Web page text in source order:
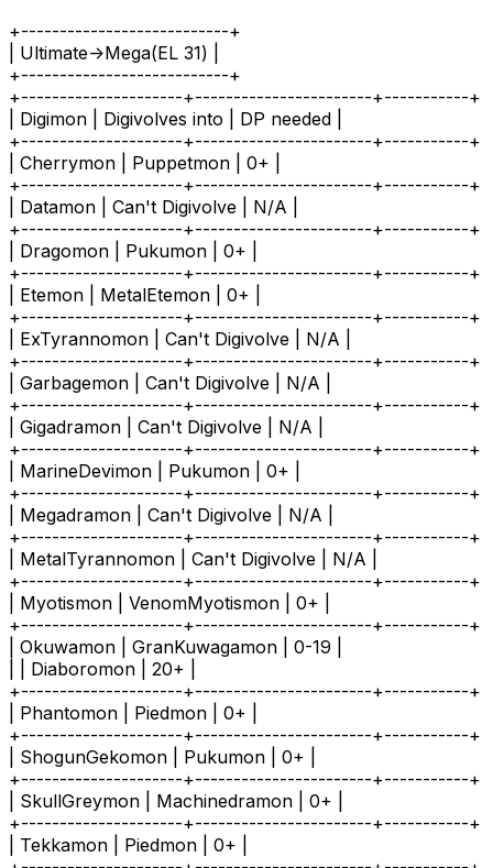
+---------------------------+
| Ultimate->Mega(EL 31) |
+---------------------------+
+---------------------+-----------------------+-----------+
| Digimon | Digivolves into | DP needed |
+---------------------+-----------------------+-----------+
| Cherrymon | Puppetmon | 0+ |
+---------------------+-----------------------+-----------+
| Datamon | Can't Digivolve | N/A |
+---------------------+-----------------------+-----------+
| Dragomon | Pukumon | 0+ |
+---------------------+-----------------------+-----------+
| Etemon | MetalEtemon | 0+ |
+---------------------+-----------------------+-----------+
| ExTyrannomon | Can't Digivolve | N/A |
+---------------------+-----------------------+-----------+
| Garbagemon | Can't Digivolve | N/A |
+---------------------+-----------------------+-----------+
| Gigadramon | Can't Digivolve | N/A |
+---------------------+-----------------------+-----------+
| MarineDevimon | Pukumon | 0+ |
+---------------------+-----------------------+-----------+
| Megadramon | Can't Digivolve | N/A |
+---------------------+-----------------------+-----------+
| MetalTyrannomon | Can't Digivolve | N/A |
+---------------------+-----------------------+-----------+
| Myotismon | VenomMyotismon | 0+ |
+---------------------+-----------------------+-----------+
| Okuwamon | GranKuwagamon | 0-19 |
| | Diaboromon | 20+ |
+---------------------+-----------------------+-----------+
| Phantomon | Piedmon | 0+ |
+---------------------+-----------------------+-----------+
| ShogunGekomon | Pukumon | 0+ |
+---------------------+-----------------------+-----------+
| SkullGreymon | Machinedramon | 0+ |
+---------------------+-----------------------+-----------+
| Tekkamon | Piedmon | 0+ |